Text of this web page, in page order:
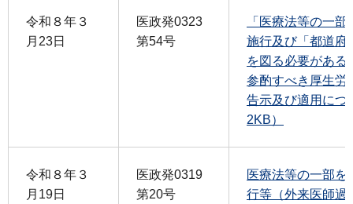
令和８年３
月23日
医政発0323
第54号
「医療法等の一
施行及び「都道府
を図る必要がある
参酌すべき厚生労
告示及び適用につ
2KB）
令和８年３
月19日
医政発0319
第20号
医療法等の一部を
行等（外来医師過